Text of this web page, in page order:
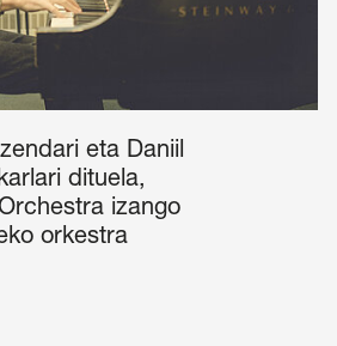
eta Daniil
dituela,
izango
orkestra